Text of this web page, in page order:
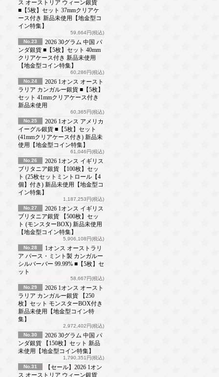
ス オーストリア ウィーン銀貨
■【5枚】セット 37mmクリアケ
ース付き 新品未使用【地金型コ
イン特集】
59,664円(税込)
No.23
2026 30グラム 中国 パ
ンダ銀貨 ■【5枚】セット 40mm
クリアケース付き 新品未使用
【地金型コイン特集】
60,286円(税込)
No.24
2026 1オンス オースト
ラリア カンガルー銀貨 ■【5枚】
セット 41mmクリアケース付き
新品未使用
60,365円(税込)
No.25
2026 1オンス アメリカ
イーグル銀貨 ■【5枚】セット
(41mmクリアケース付き) 新品未
使用【地金型コイン特集】
61,046円(税込)
No.26
2026 1オンス イギリス
ブリタニア銀貨 【100枚】セッ
ト (25枚セットミントロール【4
個】付き) 新品未使用【地金型コ
イン特集】
1,187,253円(税込)
No.27
2026 1オンス イギリス
ブリタニア銀貨 【500枚】セッ
ト (モンスターBOX) 新品未使用
【地金型コイン特集】
5,906,108円(税込)
No.28
1オンス オーストラリ
ア パース・ミント製 カンガルー
シルバーバー 99.99% ■【5枚】セ
ット
58,667円(税込)
No.29
2026 1オンス オースト
ラリア カンガルー銀貨 【250
枚】セット モンスターBOX付き
新品未使用【地金型コイン特
集】
2,972,402円(税込)
No.30
2026 30グラム 中国 パ
ンダ銀貨 【150枚】セット 新品
未使用【地金型コイン特集】
1,790,351円(税込)
No.31
【セール】2026 1オン
ス オーストリア ウィーン銀貨